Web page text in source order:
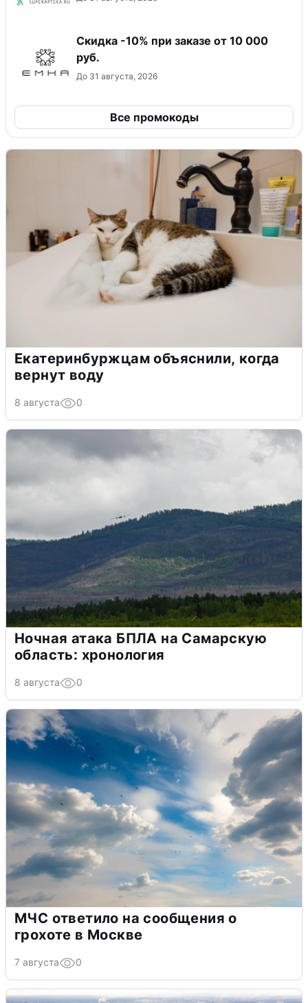
Скидка -10% при заказе от 10 000
руб.
До 31 августа, 2026
Все промокоды
Екатеринбуржцам объяснили, когда
вернут воду
8 августа 0
Ночная атака БПЛА на Самарскую
область: хронология
8 августа 0
МЧС ответило на сообщения о
грохоте в Москве
7 августа 0